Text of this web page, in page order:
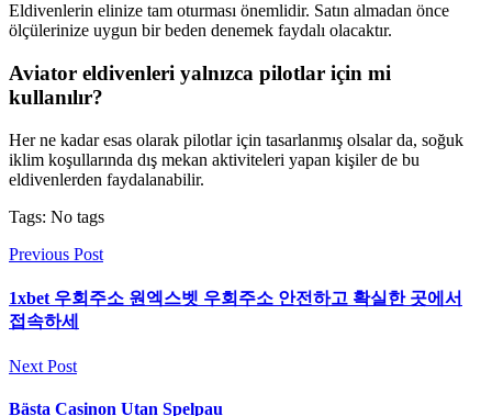
Eldivenlerin elinize tam oturması önemlidir. Satın almadan önce
ölçülerinize uygun bir beden denemek faydalı olacaktır.
Aviator eldivenleri yalnızca pilotlar için mi
kullanılır?
Her ne kadar esas olarak pilotlar için tasarlanmış olsalar da, soğuk
iklim koşullarında dış mekan aktiviteleri yapan kişiler de bu
eldivenlerden faydalanabilir.
Tags: No tags
Previous Post
1xbet 우회주소 원엑스벳 우회주소 안전하고 확실한 곳에서
접속하세
Next Post
Bästa Casinon Utan Spelpau